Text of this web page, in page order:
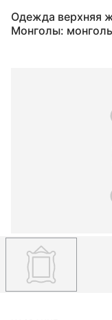
Одежда верхняя
Монголы: